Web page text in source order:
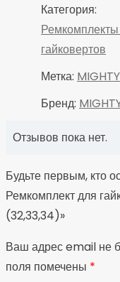
стандартная
(32,33,34)
Категория:
гайковертов
Метка:
Бренд:
Отзывов пока нет.
Будьте первым, кто
Ремкомплект для
(32,33,34)»
Ваш адрес email не
поля помечены *